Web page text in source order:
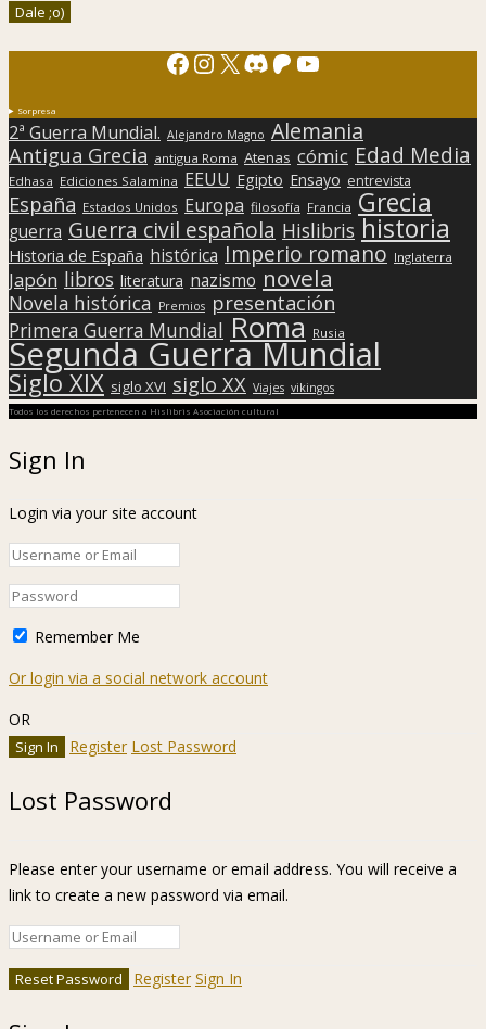
Facebook
Instagram
X Discord
Patreon
YouTube
Sorpresa
2ª Guerra Mundial. Alejandro Magno Alemania
Antigua Grecia antigua Roma Atenas cómic Edad Media
Edhasa Ediciones Salamina EEUU Egipto Ensayo entrevista
España Estados Unidos Europa filosofía Francia Grecia
guerra Guerra civil española Hislibris historia
Historia de España histórica Imperio romano Inglaterra
Japón libros literatura nazismo novela
Novela histórica Premios presentación
Primera Guerra Mundial Roma Rusia
Segunda Guerra Mundial
Siglo XIX siglo XVI siglo XX Viajes vikingos
Todos los derechos pertenecen a Hislibris Asociación cultural
Sign In
Login via your site account
Remember Me
Or login via a social network account
OR
Register Lost Password
Lost Password
Please enter your username or email address. You will receive a
link to create a new password via email.
Register Sign In